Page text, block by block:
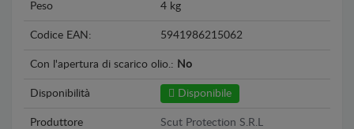
Peso 4 kg
Codice EAN: 5941986215062
Con l'apertura di scarico olio.: No
Disponibilità Disponibile
Produttore Scut Protection S.R.L